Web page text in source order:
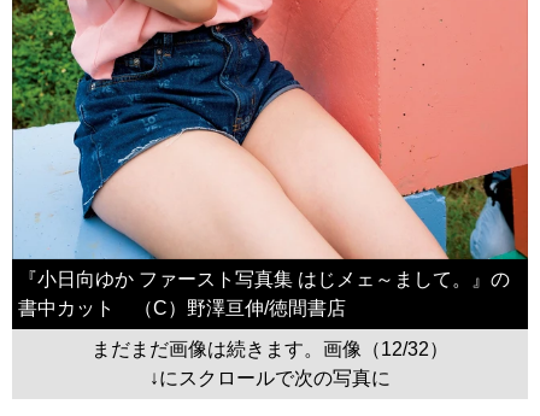
『小日向ゆか ファースト写真集 はじメェ～まして。』の
書中カット （C）野澤亘伸/徳間書店
まだまだ画像は続きます。画像（12/32）
↓にスクロールで次の写真に